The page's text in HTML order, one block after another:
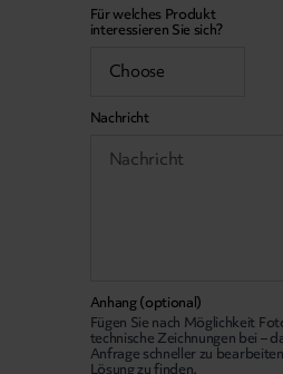
Für welches Produkt
interessieren Sie sich?
Nachricht
Anhang (optional)
Fügen Sie nach Möglichkeit
technische Zeichnungen bei –
Anfrage schneller zu
Lösung zu finden.